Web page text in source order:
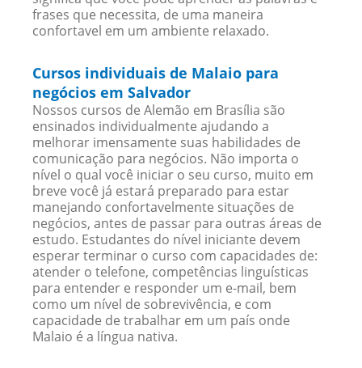
frases que necessita, de uma maneira
confortavel em um ambiente relaxado.
Cursos individuais de Malaio para
negócios em Salvador
Nossos cursos de Alemão em Brasília são
ensinados individualmente ajudando a
melhorar imensamente suas habilidades de
comunicação para negócios. Não importa o
nível o qual você iniciar o seu curso, muito em
breve você já estará preparado para estar
manejando confortavelmente situações de
negócios, antes de passar para outras áreas de
estudo. Estudantes do nível iniciante devem
esperar terminar o curso com capacidades de:
atender o telefone, competências linguísticas
para entender e responder um e-mail, bem
como um nível de sobrevivência, e com
capacidade de trabalhar em um país onde
Malaio é a língua nativa.